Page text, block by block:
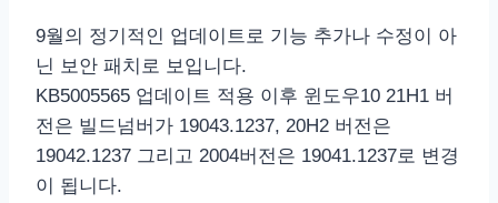
9월의 정기적인 업데이트로 기능 추가나 수정이 아
닌 보안 패치로 보입니다.
KB5005565 업데이트 적용 이후 윈도우10 21H1 버
전은 빌드넘버가 19043.1237, 20H2 버전은
19042.1237 그리고 2004버전은 19041.1237로 변경
이 됩니다.